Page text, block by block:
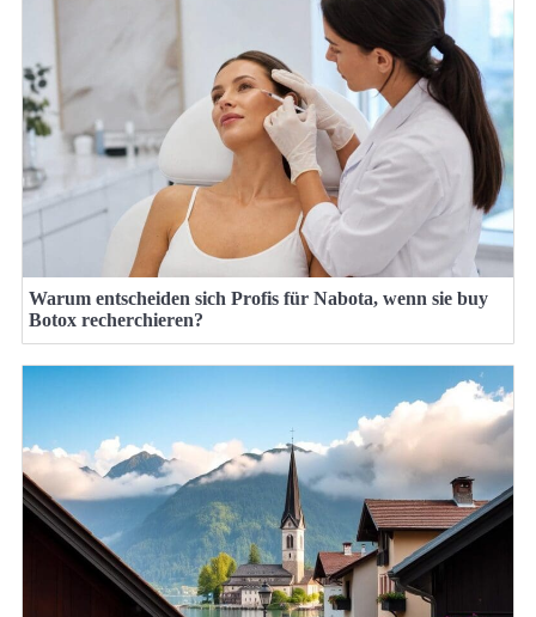
Warum entscheiden sich Profis für Nabota, wenn sie buy
Botox recherchieren?